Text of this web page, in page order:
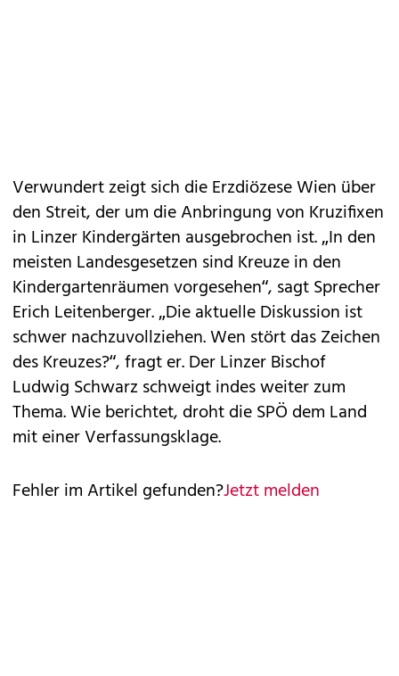
Verwundert zeigt sich die Erzdiözese Wien über
den Streit, der um die Anbringung von Kruzifixen
in Linzer Kindergärten ausgebrochen ist. „In den
meisten Landesgesetzen sind Kreuze in den
Kindergartenräumen vorgesehen“, sagt Sprecher
Erich Leitenberger. „Die aktuelle Diskussion ist
schwer nachzuvollziehen. Wen stört das Zeichen
des Kreuzes?“, fragt er. Der Linzer Bischof
Ludwig Schwarz schweigt indes weiter zum
Thema. Wie berichtet, droht die SPÖ dem Land
mit einer Verfassungsklage.
Fehler im Artikel gefunden?Jetzt melden